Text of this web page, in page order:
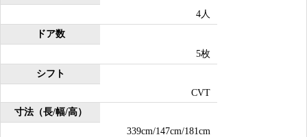
4人
ドア数
5枚
シフト
CVT
寸法（長/幅/高）
339cm/147cm/181cm